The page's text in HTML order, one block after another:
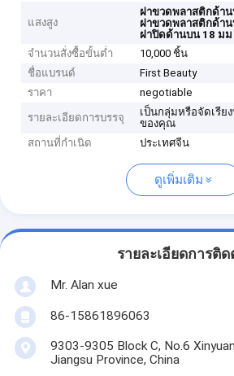
แสงสูง
ฝาขวดพลาสติกด้า
ฝาขวดพลาสติกด้า
ฝาปิดด้านบน 18 มม
จำนวนสั่งซื้อขั้นต่ำ
10,000 ชิ้น
ชื่อแบรนด์
First Beauty
ราคา
negotiable
รายละเอียดการบรรจุ
เป็นกลุ่มหรือจัดเรีย
ของคุณ
สถานที่กำเนิด
ประเทศจีน
ดูเพิ่มเติม
รายละเอียดการติด
Mr. Alan xue
86-15861896063
9303-9305 Block C, No.6
Jiangsu Province, China